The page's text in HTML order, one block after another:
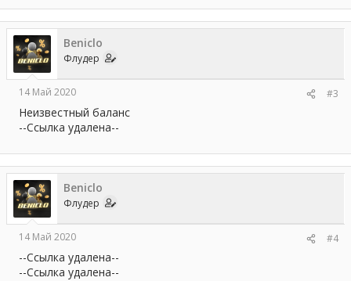
Beniclo
Флудер
14 Май 2020 #3
Неизвестный баланс
--Ссылка удалена--
Beniclo
Флудер
14 Май 2020 #4
--Ссылка удалена--
--Ссылка удалена--